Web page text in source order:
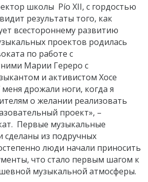
школы Pío XII, с гордостью
результаты того, как
всестороннему развитию
проектов родилась
по работе с
Марии Гереро с
и активистом Хосе
дрожали ноги, когда я
о желании реализовать
проект», –
Первые музыкальные
сделаны из подручных
люди начали приносить
что стало первым шагом к
музыкальной атмосферы.